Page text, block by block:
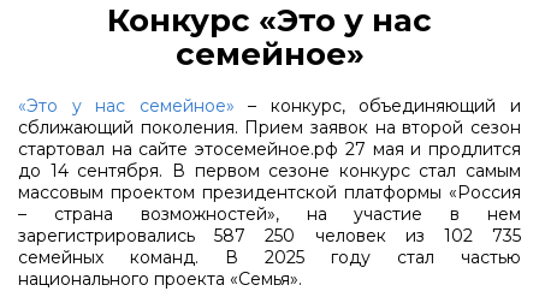
Конкурс «Это у нас
семейное»
«Это у нас семейное» – конкурс, объединяющий и
сближающий поколения. Прием заявок на второй сезон
стартовал на сайте этосемейное.рф 27 мая и продлится
до 14 сентября. В первом сезоне конкурс стал самым
массовым проектом президентской платформы «Россия
– страна возможностей», на участие в нем
зарегистрировались 587 250 человек из 102 735
семейных команд. В 2025 году стал частью
национального проекта «Семья».